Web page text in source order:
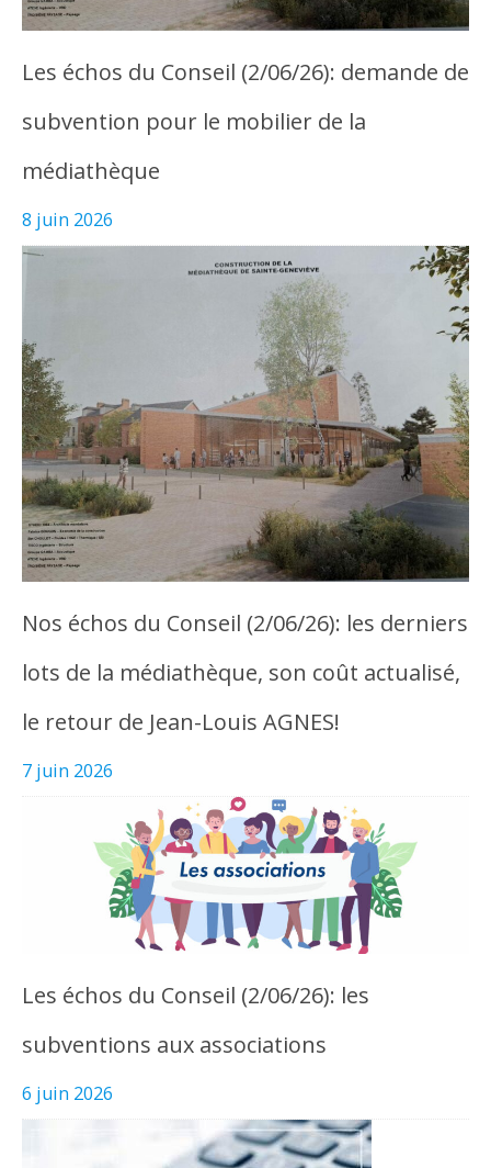
Les échos du Conseil (2/06/26): demande de
subvention pour le mobilier de la
médiathèque
8 juin 2026
Nos échos du Conseil (2/06/26): les derniers
lots de la médiathèque, son coût actualisé,
le retour de Jean-Louis AGNES!
7 juin 2026
Les échos du Conseil (2/06/26): les
subventions aux associations
6 juin 2026